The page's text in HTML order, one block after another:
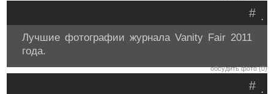
.
#
Лучшие фотографии журнала Vanity Fair 2011
года.
обсудить фото (0)
.
#